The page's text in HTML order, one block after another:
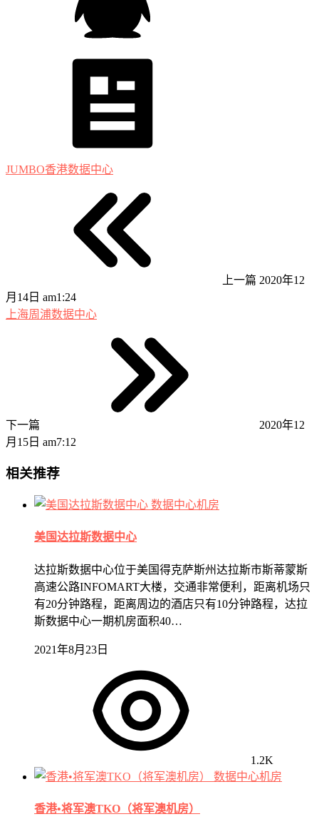
JUMBO香港数据中心
上一篇 2020年12
月14日 am1:24
上海周浦数据中心
下一篇
2020年12
月15日 am7:12
相关推荐
数据中心机房
美国达拉斯数据中心
达拉斯数据中心位于美国得克萨斯州达拉斯市斯蒂蒙斯
高速公路INFOMART大楼，交通非常便利，距离机场只
有20分钟路程，距离周边的酒店只有10分钟路程，达拉
斯数据中心一期机房面积40…
2021年8月23日
1.2K
数据中心机房
香港•将军澳TKO（将军澳机房）